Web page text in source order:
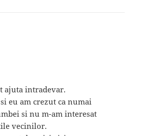
ajuta intradevar.
eu am crezut ca numai
si nu m-am interesat
vecinilor.